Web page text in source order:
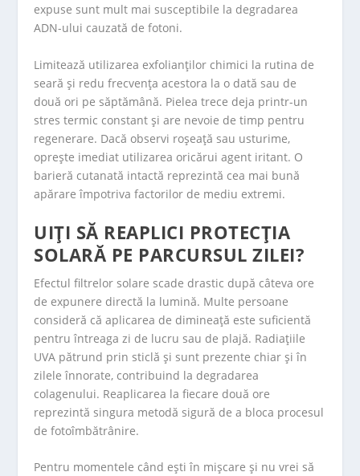
expuse sunt mult mai susceptibile la degradarea
ADN-ului cauzată de fotoni.
Limitează utilizarea exfolianților chimici la rutina de
seară și redu frecvența acestora la o dată sau de
două ori pe săptămână. Pielea trece deja printr-un
stres termic constant și are nevoie de timp pentru
regenerare. Dacă observi roșeață sau usturime,
oprește imediat utilizarea oricărui agent iritant. O
barieră cutanată intactă reprezintă cea mai bună
apărare împotriva factorilor de mediu extremi.
UIȚI SĂ REAPLICI PROTECȚIA
SOLARĂ PE PARCURSUL ZILEI?
Efectul filtrelor solare scade drastic după câteva ore
de expunere directă la lumină. Multe persoane
consideră că aplicarea de dimineață este suficientă
pentru întreaga zi de lucru sau de plajă. Radiațiile
UVA pătrund prin sticlă și sunt prezente chiar și în
zilele înnorate, contribuind la degradarea
colagenului. Reaplicarea la fiecare două ore
reprezintă singura metodă sigură de a bloca procesul
de fotoîmbătrânire.
Pentru momentele când ești în mișcare și nu vrei să